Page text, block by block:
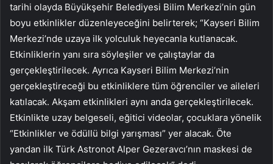
tarihi olayda Büyükşehir Belediyesi Bilim Merkezi’nin gün
boyu etkinlikler düzenleyeceğini belirterek; “Kayseri Bilim
Merkezi’nde uzaya ilk yolculuk heyecanla kutlanacak.
Etkinliklerin yanı sıra söyleşiler ve çalıştaylar da
gerçekleştirilecek. Ayrıca Kayseri Bilim Merkezi’nin
gerçekleştireceği bu etkinliklere tüm öğrenciler ve aileleri
katılacak. Akşam etkinlikleri aynı anda gerçekleştirilecek.
Etkinlikte uzay belgeseli, eğitici videolar, çocuklara yönelik
“Etkinlikler ve ödüllü bilgi yarışması” yer alacak. Öte
yandan ilk Türk Astronot Alper Gezeravcı’nın maskesi de